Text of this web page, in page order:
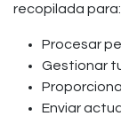
recopilada para:
Procesar
Gestionar
Enviar